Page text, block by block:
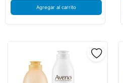
Agregar al carrito